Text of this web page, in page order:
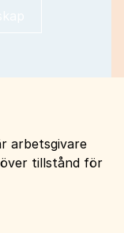
arbetsgivare
tillstånd för